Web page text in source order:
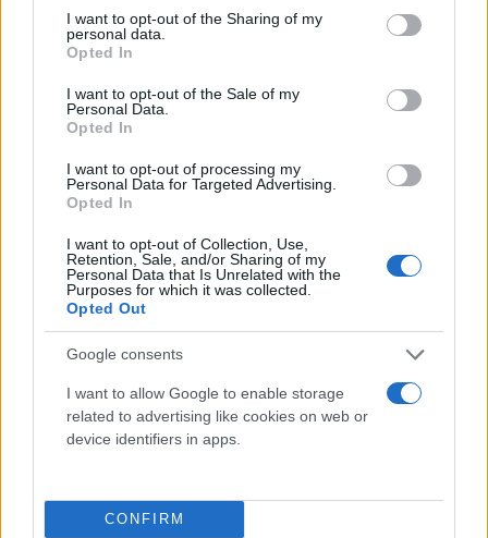
not limited to your visit or usage behaviour. You may click to
grant or deny consent to Google and its third-party tags to
use your data for below specified purposes in below Google
consent section.
I want to opt-out of the Sharing of my
personal data.
Opted In
I want to opt-out of the Sale of my
Personal Data.
Opted In
I want to opt-out of processing my
Personal Data for Targeted Advertising.
Opted In
I want to opt-out of Collection, Use,
Retention, Sale, and/or Sharing of my
Personal Data that Is Unrelated with the
Purposes for which it was collected.
Opted Out
Google consents
I want to allow Google to enable storage
related to advertising like cookies on web or
device identifiers in apps.
CONFIRM
Με έμφαση στον διάλογο
Αξίζει να σημειωθεί ότι καποια εργαλεία έχουν
καθοδηγούμενη ροή, όπου σε κάθε βήμα τα
ερωτήματα και οι απαντήσεις είναι δομημένες και
τη σωστή κατεύθυνση για φροντίδα. Το ChatGPT
Health αφήνει περισσότερο χώρο στη διάλογο και
την ελευθερία των ερωτήσεων, κάτι που βοηθά
στην ευρύτητα θεμάτων αλλά μπορεί να οδηγήσει
σε πιο ασαφείς απαντήσεις αν η ερώτηση δεν είναι
πολύ συγκεκριμένη.
Χαρακτηριστική δε είναι η περίπτωση εργαλείων
όπως το Wysa, που χρησιμοποιούν συγκεκριμένες
τεχνικές γνωσιακής συμπεριφορικής θεραπείας για
κλινικά σε αυτόν τον τομέα. Αντίθετα, το ChatGPT